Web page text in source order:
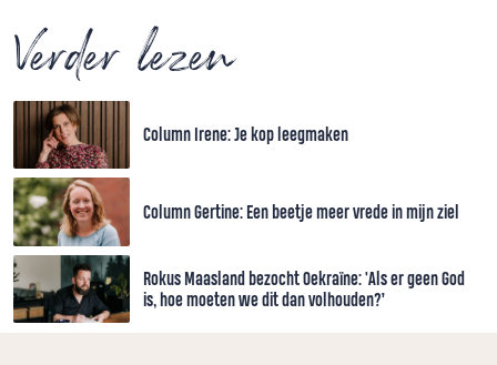
Verder lezen
Column Irene: Je kop leegmaken
Column Gertine: Een beetje meer vrede in mijn ziel
Rokus Maasland bezocht Oekraïne: 'Als er geen God
is, hoe moeten we dit dan volhouden?’